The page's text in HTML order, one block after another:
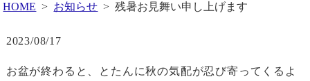
HOME お知らせ 残暑お見舞い申し上げます
2023/08/17
お盆が終わると、とたんに秋の気配が忍び寄ってくるよ